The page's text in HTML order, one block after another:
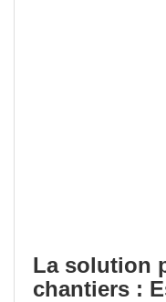
La solution
chantiers :